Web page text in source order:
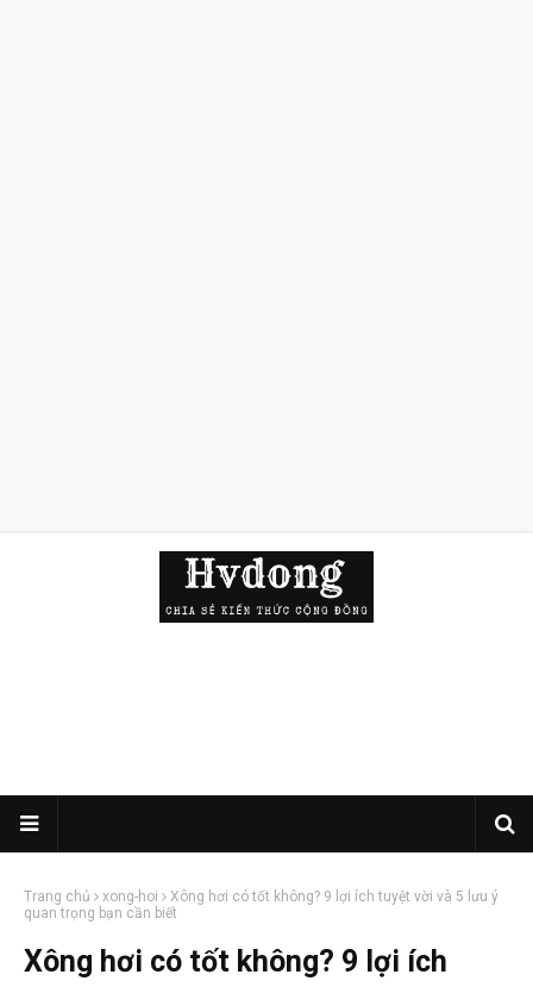
Trang chủ xong-hoi
Xông hơi có tốt không? 9 lợi ích tuyệt vời và 5 lưu ý
quan trọng bạn cần biết
Xông hơi có tốt không? 9 lợi ích